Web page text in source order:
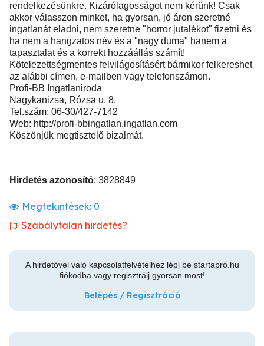
rendelkezésünkre. Kizárólagosságot nem kérünk! Csak
akkor válasszon minket, ha gyorsan, jó áron szeretné
ingatlanát eladni, nem szeretne "horror jutalékot" fizetni és
ha nem a hangzatos név és a "nagy duma" hanem a
tapasztalat és a korrekt hozzáállás számít!
Kötelezettségmentes felvilágosításért bármikor felkereshet
az alábbi címen, e-mailben vagy telefonszámon.
Profi-BB Ingatlaniroda
Nagykanizsa, Rózsa u. 8.
Tel.szám: 06-30/427-7142
Web: http://profi-bbingatlan.ingatlan.com
Köszönjük megtisztelő bizalmát.
Hirdetés azonosító: 3828849
Megtekintések: 0
Szabálytalan hirdetés?
A hirdetővel való kapcsolatfelvételhez lépj be startapró.hu
fiókodba vagy regisztrálj gyorsan most!
Belépés / Regisztráció